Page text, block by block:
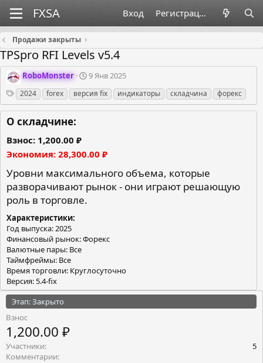
Вход Регистрация
Продажи закрыты
TPSpro RFI Levels v5.4
О
г
а
н
и
з
т
о
RoboMonster
Д
т
а
а
н
я
9 Янв 2025
Теги
2024 forex версия fix индикаторы складчина форекс
О складчине:
Взнос 1,200.00 ₽
Экономия 28,300.00 ₽
Уровни максимального объема, которые
разворачивают рынок - они играют решающую
роль в торговле.
Характеристики
Год выпуска: 2025
Финансовый рынок: Форекс
Валютные пары: Все
Таймфреймы: Все
Время торговли: Круглосуточно
Версия: 5.4-fix
Этап: Закрыто
Взнос
1,200.00 ₽
Участники
5
Комментарии